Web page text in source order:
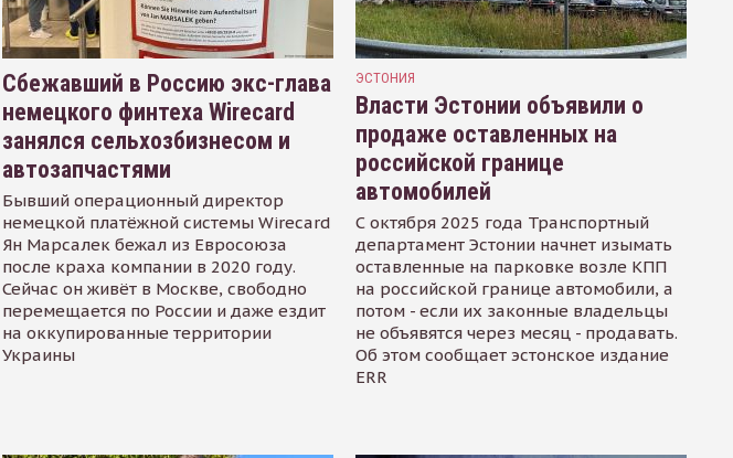
Сбежавший в Россию экс-глава
немецкого финтеха Wirecard
занялся сельхозбизнесом и
автозапчастями
Бывший операционный директор
немецкой платёжной системы Wirecard
Ян Марсалек бежал из Евросоюза
после краха компании в 2020 году.
Сейчас он живёт в Москве, свободно
перемещается по России и даже ездит
на оккупированные территории
Украины
ЭСТОНИЯ
Власти Эстонии объявили о
продаже оставленных на
российской границе
автомобилей
С октября 2025 года Транспортный
департамент Эстонии начнет изымать
оставленные на парковке возле КПП
на российской границе автомобили, а
потом - если их законные владельцы
не объявятся через месяц - продавать.
Об этом сообщает эстонское издание
ERR